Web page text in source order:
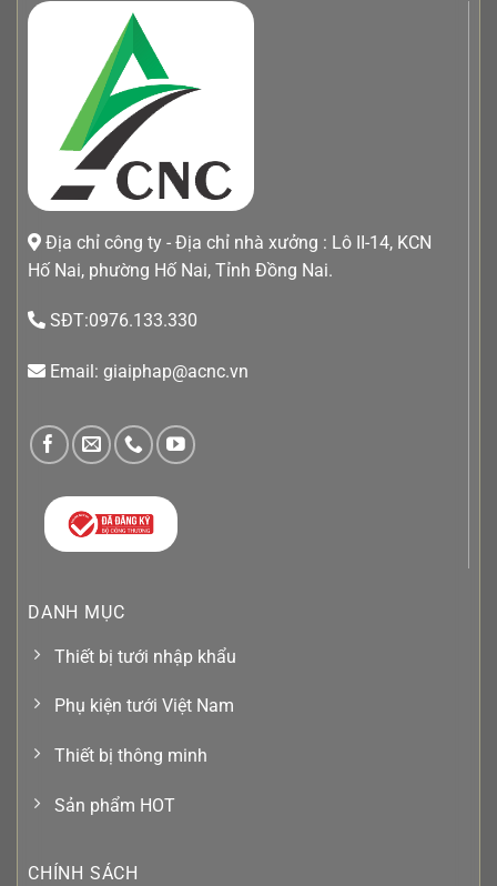
Địa chỉ công ty - Địa chỉ nhà xưởng : Lô II-14, KCN
Hố Nai, phường Hố Nai, Tỉnh Đồng Nai.
SĐT:0976.133.330
Email: giaiphap@acnc.vn
DANH MỤC
Thiết bị tưới nhập khẩu
Phụ kiện tưới Việt Nam
Thiết bị thông minh
Sản phẩm HOT
CHÍNH SÁCH